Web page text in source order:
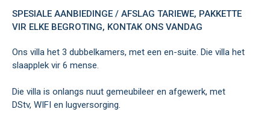
SPESIALE AANBIEDINGE / AFSLAG TARIEWE, PAKKETTE
VIR ELKE BEGROTING, KONTAK ONS VANDAG
Ons villa het 3 dubbelkamers, met een en-suite. Die villa het
slaapplek vir 6 mense.
Die villa is onlangs nuut gemeubileer en afgewerk, met
DStv, WIFI en lugversorging.